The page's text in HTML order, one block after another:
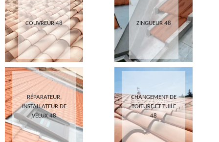
COUVREUR 48 ZINGUEUR 48
RÉPARATEUR,
INSTALLATEUR DE
VELUX 48
CHANGEMENT DE
TOITURE ET TUILE
48